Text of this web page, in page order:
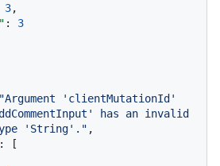
3,
:
3
"Argument 'clientMutationId'
has an invalid
'String'." ,
:
[